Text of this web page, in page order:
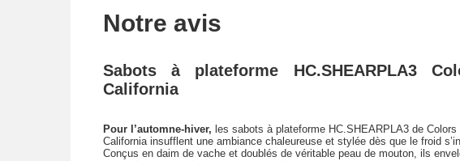
Notre avis
Sabots à plateforme HC.SHEARPLA3
California
Pour l’automne-hiver, les sabots à plateforme HC.SHEARPLA3 de Colors
California insufflent une ambiance chaleureuse et stylée dès que le froid
Conçus en daim de vache et doublés de véritable peau de mouton, ils